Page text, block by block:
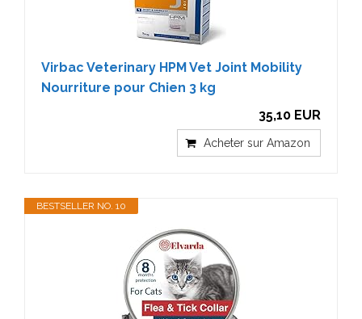
Virbac Veterinary HPM Vet Joint Mobility
Nourriture pour Chien 3 kg
35,10 EUR
Acheter sur Amazon
BESTSELLER NO. 10